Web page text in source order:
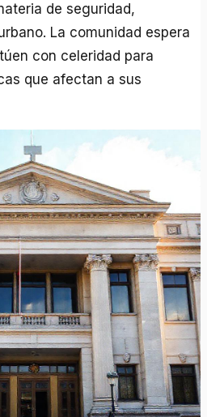
de seguridad,
La comunidad espera
con celeridad para
que afectan a sus